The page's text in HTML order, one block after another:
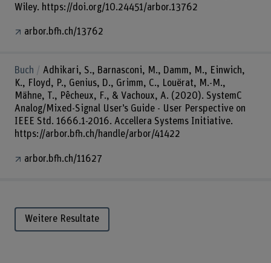
Wiley. https://doi.org/10.24451/arbor.13762
arbor.bfh.ch/13762
Buch
Adhikari, S., Barnasconi, M., Damm, M., Einwich,
K., Floyd, P., Genius, D., Grimm, C., Louërat, M.-M.,
Mähne, T., Pêcheux, F., & Vachoux, A. (2020). SystemC
Analog/Mixed-Signal User’s Guide - User Perspective on
IEEE Std. 1666.1-2016. Accellera Systems Initiative.
https://arbor.bfh.ch/handle/arbor/41422
arbor.bfh.ch/11627
Weitere Resultate